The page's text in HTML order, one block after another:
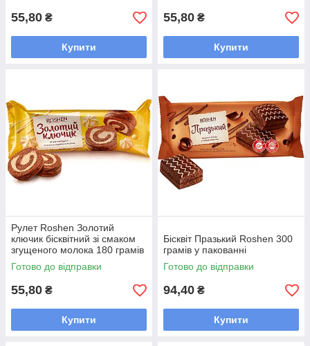
55,80 ₴
Купити
55,80 ₴
Купити
Рулет Roshen Золотий
ключик бісквітний зі смаком
згущеного молока 180 грамів
Готово до відправки
55,80 ₴
Купити
Бісквіт Празький Roshen 300
грамів у пакованні
Готово до відправки
94,40 ₴
Купити